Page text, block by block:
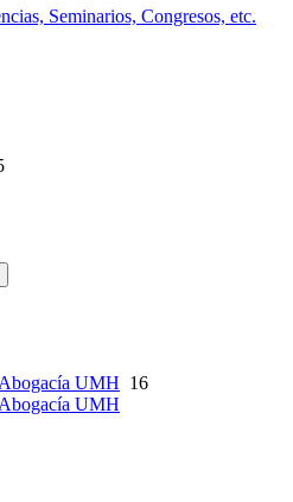
Seminarios, Congresos, etc.
UMH 16
UMH